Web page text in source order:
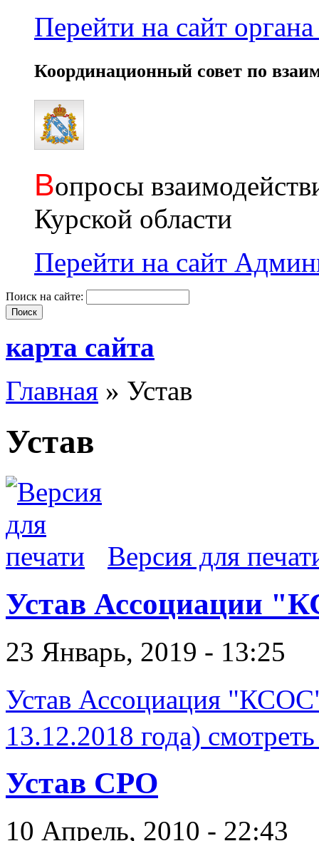
Перейти на сайт
Координационный совет по
Вопросы
Курской области
Перейти на сайт
Поиск на сайте:
карта сайта
Главная » Устав
Устав
Версия для
Устав Ассоциации
23 Январь, 2019 - 13:25
Устав Ассоциация
13.12.2018 года)
Устав СРО
10 Апрель, 2010 - 22:43